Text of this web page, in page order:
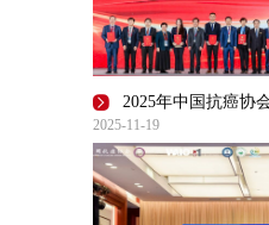
2025-11-19